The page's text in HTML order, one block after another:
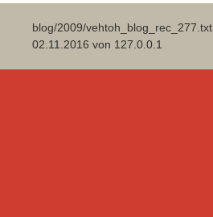
blog/2009/vehtoh_blog_rec_277.txt
02.11.2016 von 127.0.0.1